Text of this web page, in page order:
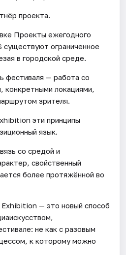
проекта.
Проекты ежегодного
существуют ограниченное
в городской среде.
фестиваля — работа со
конкретными локациями,
зрителя.
эти принципы
язык.
со средой и
свойственный
более протяжённой во
— это новый способ
не как с разовым
к которому можно